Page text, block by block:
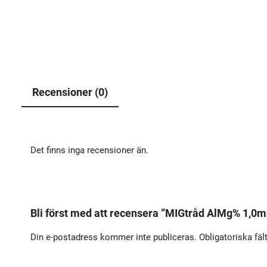
Recensioner (0)
Det finns inga recensioner än.
Bli först med att recensera ”MIGtråd AlMg%
Din e-postadress kommer inte publiceras. Obligatoriska